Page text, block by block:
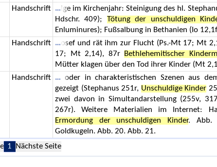
Handschrift
lge im Kirchenjahr: Steinigung des hl.
Hdschr. 409); Tötung der unschuldigen
Enluminures); Fußsalbung in Bethanien (Io
Handschrift
osef und rät ihm zur Flucht (Ps.-Mt 17; Mt
17; Mt 2,14), 87r
Bethlehemitischer
Mütter klagen über den Tod ihrer Kinder (Mt
Handschrift
oder in charakteristischen Szenen aus
gezeigt (Stephanus 251r, Unschuldige Kinder
zwei davon in Simultandarstellung (255v,
267r). Weitere Materialien im Internet:
Ermordung der unschuldigen Kinder. Abb.
Goldkugeln. Abb. 20. Abb. 21.
1 Nächste Seite